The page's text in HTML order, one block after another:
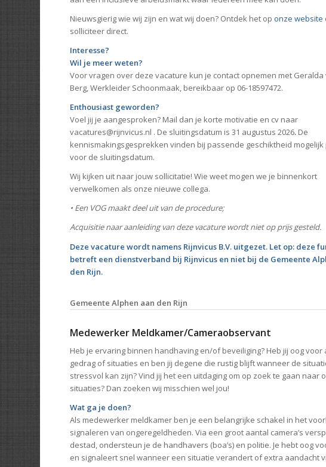
Nieuwsgierig wie wij zijn en wat wij doen? Ontdek het op onze website
solliciteer direct.
Interesse?
Wil je meer weten?
Voor vragen over deze vacature kun je contact opnemen met Geralda
Berg, Werkleider Schoonmaak, bereikbaar op 06-18597472.
Enthousiast geworden?
Voel jij je aangesproken? Mail dan je korte motivatie en cv naar
vacatures@rijnvicus.nl . De sluitingsdatum is 31 augustus 2026. De
kennismakingsgesprekken vinden bij passende geschiktheid mogelijk
voor de sluitingsdatum.
Wij kijken uit naar jouw sollicitatie! Wie weet mogen we je binnenkort
verwelkomen als onze nieuwe collega.
• Een VOG maakt deel uit van de procedure;
Acquisitie naar aanleiding van deze vacature wordt niet op prijs gesteld.
Deze vacature wordt namens Rijnvicus B.V. uitgezet. Let op: deze
betreft een dienstverband bij Rijnvicus en niet bij de Gemeente
den Rijn.
Gemeente Alphen aan den Rijn
Medewerker Meldkamer/Cameraobservant
Heb je ervaring binnen handhaving en/of beveiliging? Heb jij oog voor
gedrag of situaties en ben jij degene die rustig blijft wanneer de
stressvol kan zijn? Vind jij het een uitdaging om op zoek te gaan naar
situaties? Dan zoeken wij misschien wel jou!
Wat ga je doen?
Als medewerker meldkamer ben je een belangrijke schakel in het
signaleren van ongeregeldheden. Via een groot aantal camera’s
destad, ondersteun je de handhavers (boa’s) en politie. Je hebt oog
en signaleert snel wanneer een situatie verandert of extra aandacht